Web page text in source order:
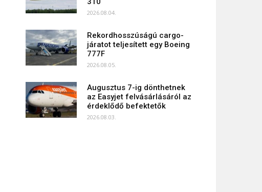
2026.08.04.
Rekordhosszúságú cargo-
járatot teljesített egy Boeing
777F
2026.08.05.
Augusztus 7-ig dönthetnek
az Easyjet felvásárlásáról az
érdeklődő befektetők
2026.08.03.